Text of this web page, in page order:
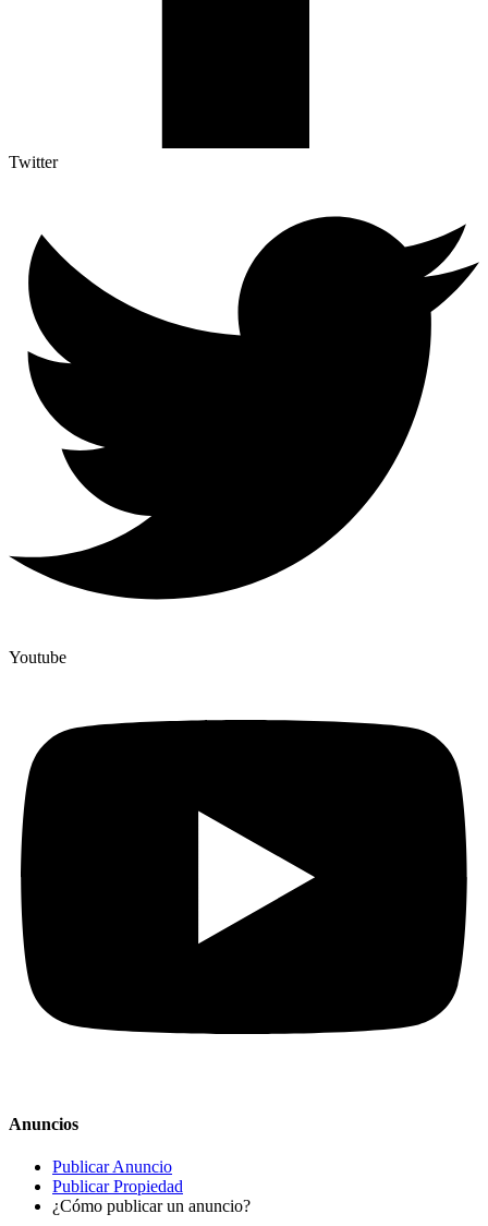
Twitter
Youtube
Anuncios
Publicar Anuncio
Publicar Propiedad
¿Cómo publicar un anuncio?